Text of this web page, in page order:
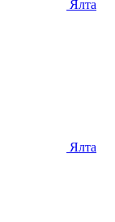
Ялта
Ялта